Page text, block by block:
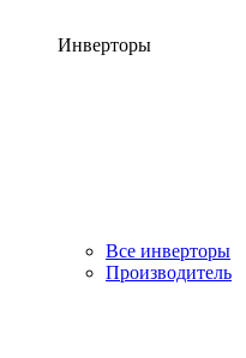
Инверторы
Все инверторы
Производитель